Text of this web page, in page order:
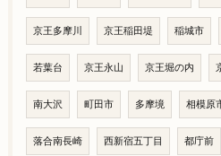
京王多摩川 京王稲田堤 稲城市
若葉台 京王永山 京王堀の内
南大沢 町田市 多摩境 相模原
落合南長崎 西新宿五丁目 都庁前